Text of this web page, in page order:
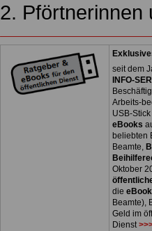
2. Pförtnerinnen
seit dem
INFO-
Arbeits-
USB-
eBooks
beliebten
Beamte,
Oktober
die
Beamte),
Geld im
Dienst